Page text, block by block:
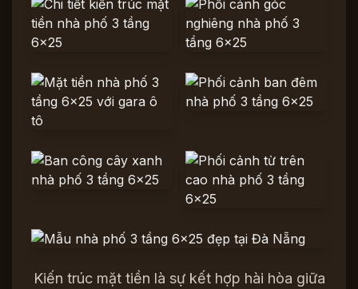
Kiến trúc mặt tiền là sự kết hợp hài hòa giữa